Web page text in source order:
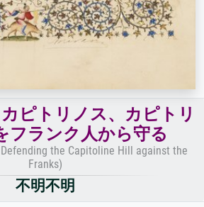
ピトリノス、カピトリ
フランク人から守る
the Capitoline Hill against the
Franks)
不明不明